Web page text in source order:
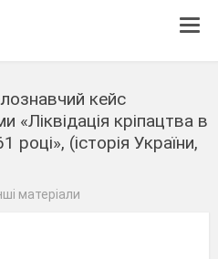
кейс
«Ліквідація кріпацтва в
році», (історія України,
матеріали